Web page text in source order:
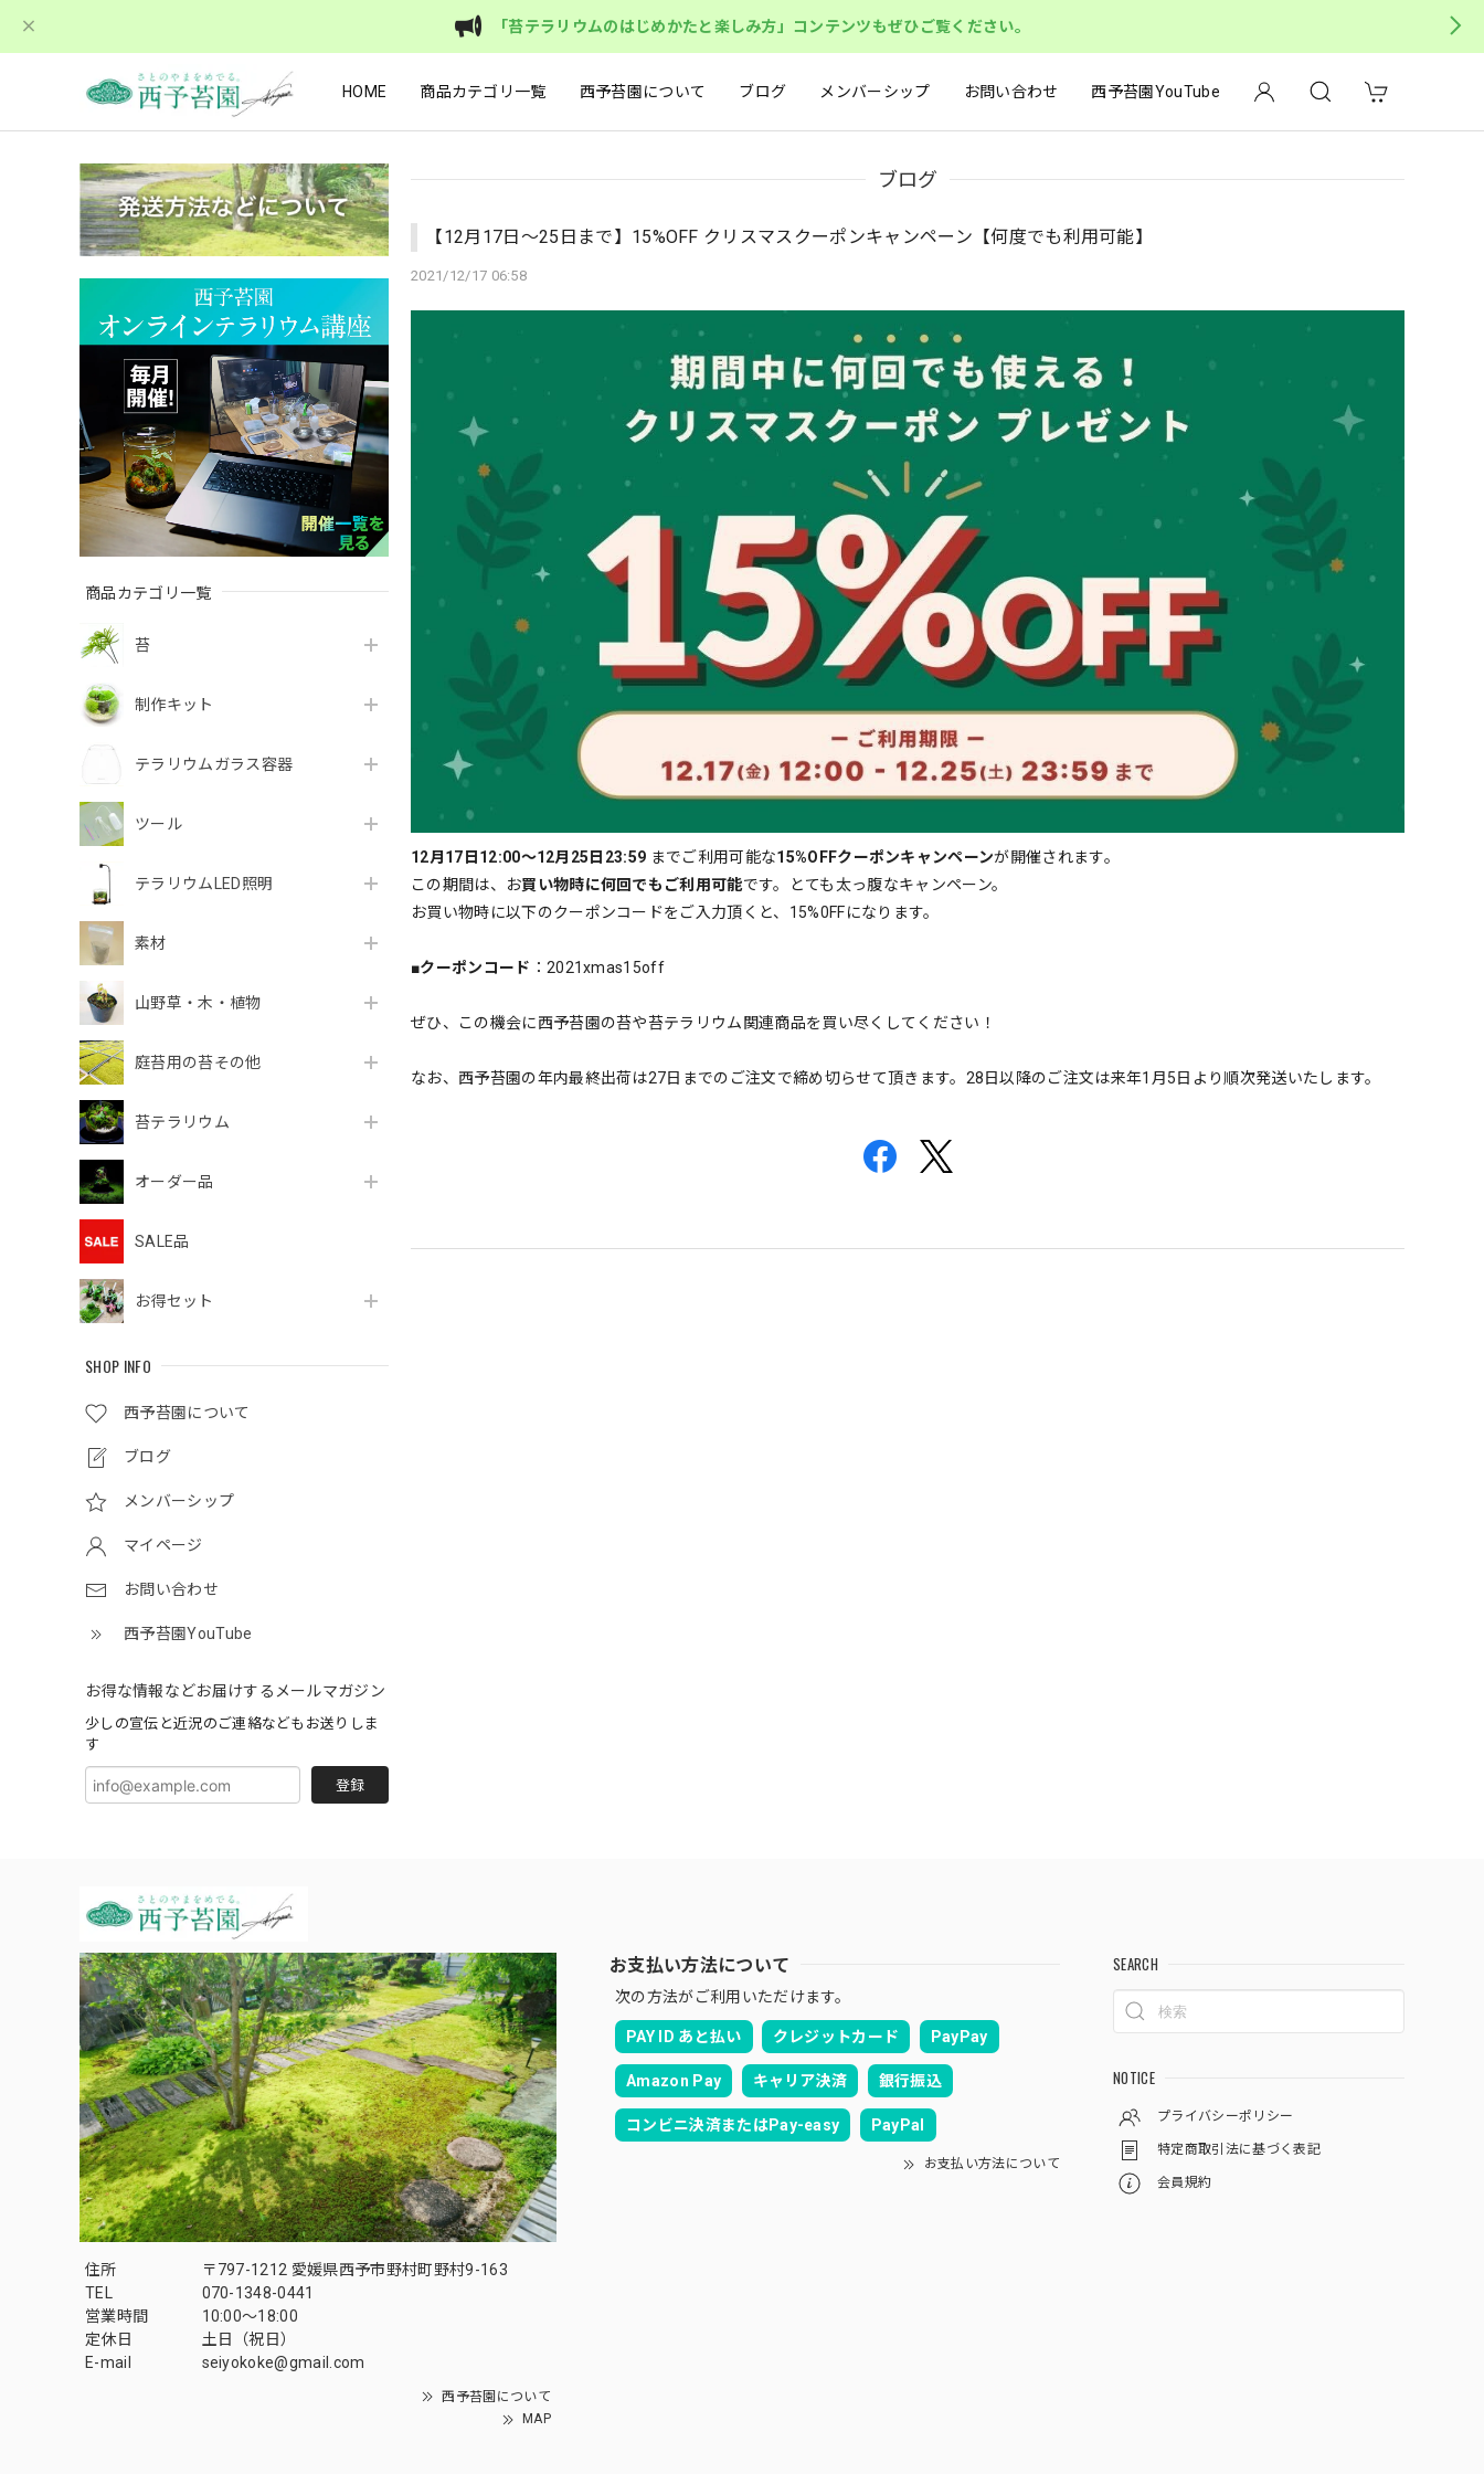
「苔テラリウムのはじめかたと楽しみ方」コンテンツもぜひご覧ください。
HOME 商品カテゴリ一覧 西予苔園について ブログ メンバーシップ お問い合わせ 西予苔園YouTube
商品カテゴリ一覧
苔
制作キット
テラリウムガラス容器
ツール
テラリウムLED照明
素材
山野草・木・植物
庭苔用の苔その他
苔テラリウム
オーダー品
SALE品
お得セット
SHOP INFO
西予苔園について
ブログ
メンバーシップ
マイページ
お問い合わせ
西予苔園YouTube
お得な情報などお届けするメールマガジン
少しの宣伝と近況のご連絡などもお送りしま
す
登録
ブログ
【12月17日〜25日まで】15%OFF クリスマスクーポンキャンペーン【何度でも利用可能】
2021/12/17 06:58
12月17日12:00〜12月25日23:59 までご利用可能な15%OFFクーポンキャンペーンが開催されます。
この期間は、お買い物時に何回でもご利用可能です。とても太っ腹なキャンペーン。
お買い物時に以下のクーポンコードをご入力頂くと、15%0FFになります。
■クーポンコード ：2021xmas15off
ぜひ、この機会に西予苔園の苔や苔テラリウム関連商品を買い尽くしてください！
なお、西予苔園の年内最終出荷は27日までのご注文で締め切らせて頂きます。28日以降のご注文は来年1月5日より順次発送いたします。
住所
〒797-1212 愛媛県西予市野村町野村9-163
TEL
070-1348-0441
営業時間
10:00〜18:00
定休日
土日（祝日）
E-mail
seiyokoke@gmail.com
西予苔園について
MAP
お支払い方法について
次の方法がご利用いただけます。
PAY ID あと払い クレジットカード PayPay
Amazon Pay キャリア決済 銀行振込
コンビニ決済またはPay-easy PayPal
お支払い方法について
SEARCH
NOTICE
プライバシーポリシー
特定商取引法に基づく表記
会員規約